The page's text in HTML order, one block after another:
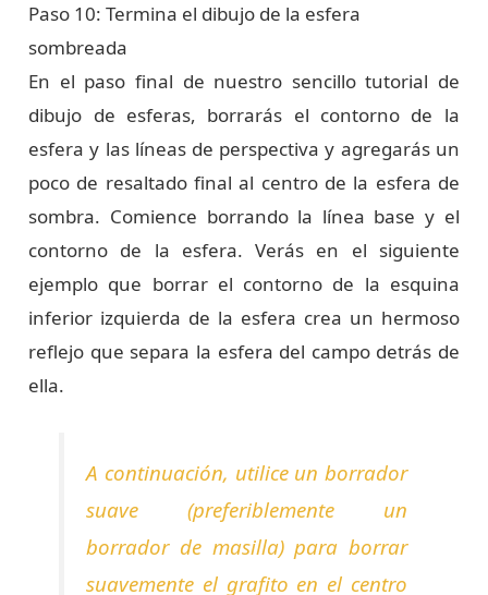
Paso 10: Termina el dibujo de la esfera
sombreada
En el paso final de nuestro sencillo tutorial de
dibujo de esferas, borrarás el contorno de la
esfera y las líneas de perspectiva y agregarás un
poco de resaltado final al centro de la esfera de
sombra. Comience borrando la línea base y el
contorno de la esfera. Verás en el siguiente
ejemplo que borrar el contorno de la esquina
inferior izquierda de la esfera crea un hermoso
reflejo que separa la esfera del campo detrás de
ella.
A continuación, utilice un borrador
suave (preferiblemente un
borrador de masilla) para borrar
suavemente el grafito en el centro